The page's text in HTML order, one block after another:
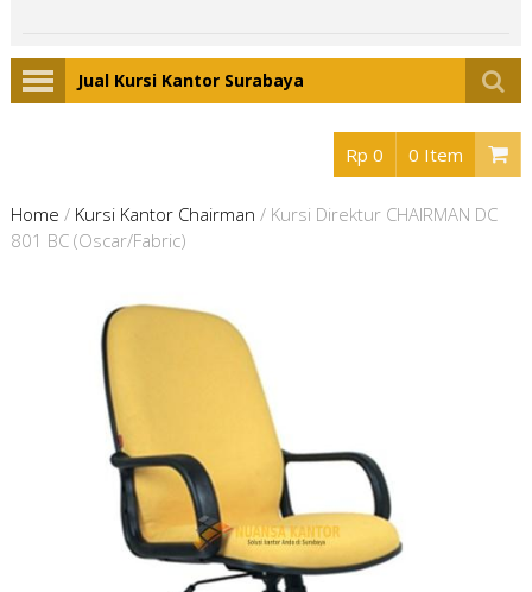
Jual Kursi Kantor Surabaya
Rp 0 0 Item
Home / Kursi Kantor Chairman / Kursi Direktur CHAIRMAN DC
801 BC (Oscar/Fabric)